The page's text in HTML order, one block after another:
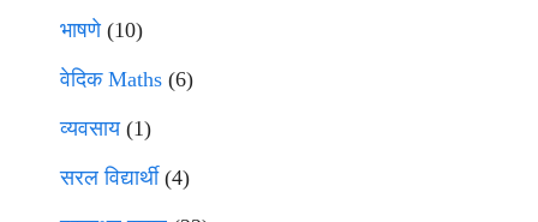
भाषणे(10)
वेदिक Maths (6)
व्यवसाय(1)
सरल विद्यार्थी(4)